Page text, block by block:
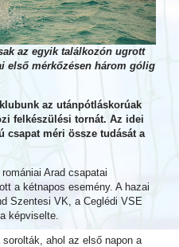
az egyik találkozón ugrott
első mérkőzésen három gólig
az utánpótláskorúak
felkészülési tornát. Az idei
csapat méri össze tudását a
Arad csapatai
a kétnapos esemény. A hazai
Szentesi VK, a Ceglédi VSE
képviselte.
ahol az első napon a